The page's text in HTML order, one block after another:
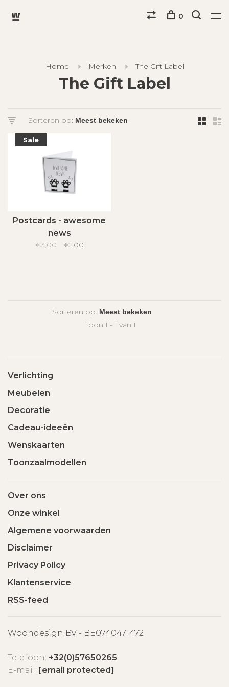
0
Home Merken The Gift Label
The Gift Label
Sorteren op:
Sale
Postcards - awesome
news
€3,00 €1,00
Sorteren op:
Toon 1 - 1 van 1
Verlichting
Meubelen
Decoratie
Cadeau-ideeën
Wenskaarten
Toonzaalmodellen
Over ons
Onze winkel
Algemene voorwaarden
Disclaimer
Privacy Policy
Klantenservice
RSS-feed
Woondesign BV - BE0740471472
Telefoon: +32(0)57650265
E-mail: [email protected]